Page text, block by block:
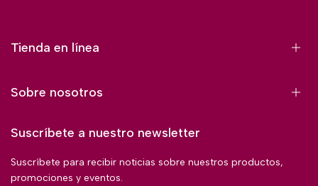
Tienda en línea
Sobre nosotros
Suscríbete a nuestro newsletter
Suscríbete para recibir noticias sobre nuestros productos,
promociones y eventos.